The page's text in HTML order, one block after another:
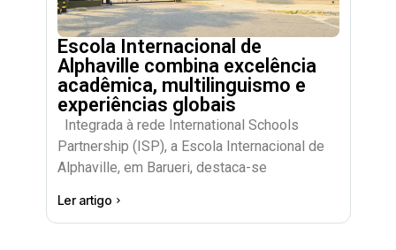
Escola Internacional de
Alphaville combina excelência
acadêmica, multilinguismo e
experiências globais
Integrada à rede International Schools
Partnership (ISP), a Escola Internacional de
Alphaville, em Barueri, destaca-se
Ler artigo